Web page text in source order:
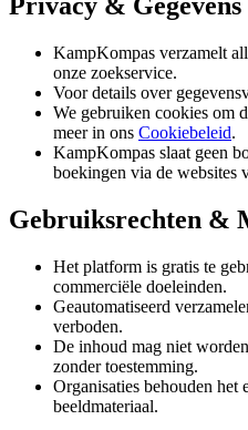
Privacy & Gegevens
KampKompas verzamelt
onze zoekservice.
Voor details over
We gebruiken cookies om
meer in ons Cookiebeleid.
KampKompas slaat geen
boekingen via de websites
Gebruiksrechten &
Het platform is gratis te
commerciële doeleinden.
Geautomatiseerd
verboden.
De inhoud mag niet
zonder toestemming.
Organisaties behouden het
beeldmateriaal.